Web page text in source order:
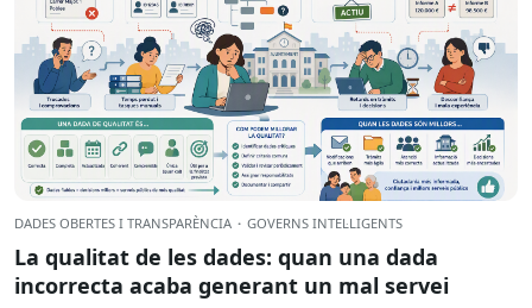
DADES OBERTES I TRANSPARÈNCIA · GOVERNS INTEL·LIGENTS
La qualitat de les dades: quan una dada
incorrecta acaba generant un mal servei